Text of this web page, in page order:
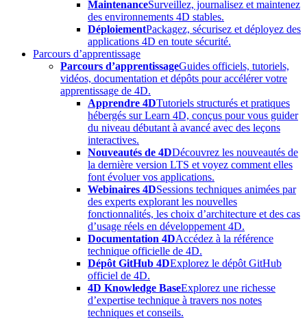
MaintenanceSurveillez, journalisez et maintenez
des environnements 4D stables.
DéploiementPackagez, sécurisez et déployez des
applications 4D en toute sécurité.
Parcours d’apprentissage
Parcours d’apprentissageGuides officiels, tutoriels,
vidéos, documentation et dépôts pour accélérer votre
apprentissage de 4D.
Apprendre 4DTutoriels structurés et pratiques
hébergés sur Learn 4D, conçus pour vous guider
du niveau débutant à avancé avec des leçons
interactives.
Nouveautés de 4DDécouvrez les nouveautés de
la dernière version LTS et voyez comment elles
font évoluer vos applications.
Webinaires 4DSessions techniques animées par
des experts explorant les nouvelles
fonctionnalités, les choix d’architecture et des cas
d’usage réels en développement 4D.
Documentation 4DAccédez à la référence
technique officielle de 4D.
Dépôt GitHub 4DExplorez le dépôt GitHub
officiel de 4D.
4D Knowledge BaseExplorez une richesse
d’expertise technique à travers nos notes
techniques et conseils.